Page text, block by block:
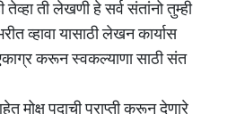
ती लेखणी हे सर्व संतांनो तुम्ही
व्हावा यासाठी लेखन कार्यास
करून स्वकल्याणा साठी संत